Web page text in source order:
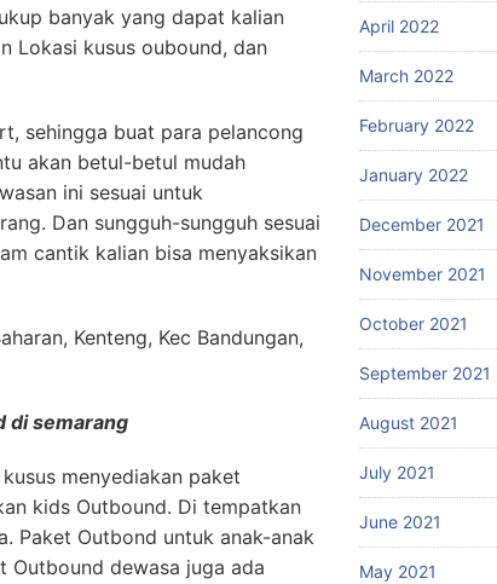
banyak yang dapat kalian
Lokasi kusus oubound, dan
sehingga buat para pelancong
akan betul-betul mudah
ini sesuai untuk
Dan sungguh-sungguh sesuai
cantik kalian bisa menyaksikan
Kenteng, Kec Bandungan,
di semarang
menyediakan paket
kids Outbound. Di tempatkan
Paket Outbond untuk anak-anak
Outbound dewasa juga ada
April 2022
March 2022
February 2022
January 2022
December 2021
November 2021
October 2021
September 2021
August 2021
July 2021
June 2021
May 2021